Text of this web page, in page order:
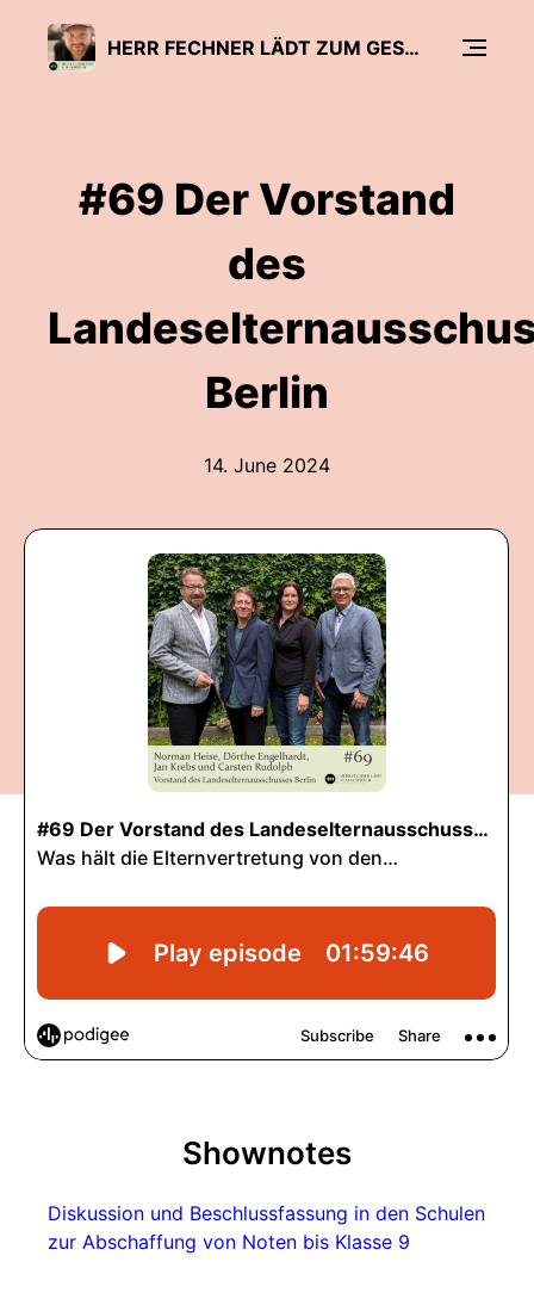
HERR FECHNER LÄDT ZUM GESPRÄCH - DER BILDUNGSPODCAST
#69 Der Vorstand
des
Berlin
14. June 2024
Shownotes
Diskussion und Beschlussfassung in den Schulen
zur Abschaffung von Noten bis Klasse 9